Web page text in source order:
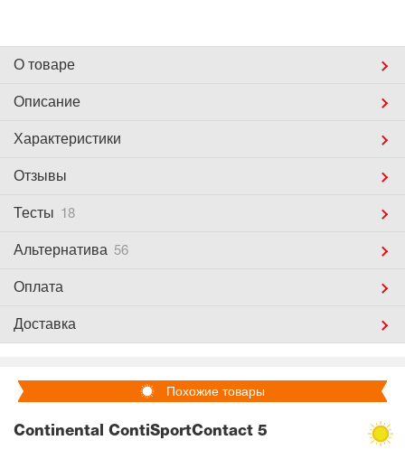
О товаре
Описание
Характеристики
Отзывы
Тесты 18
Альтернатива 56
Оплата
Доставка
Похожие товары
Continental ContiSportContact 5